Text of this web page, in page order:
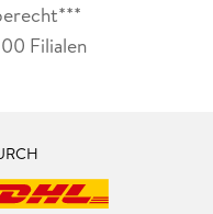
Filialen